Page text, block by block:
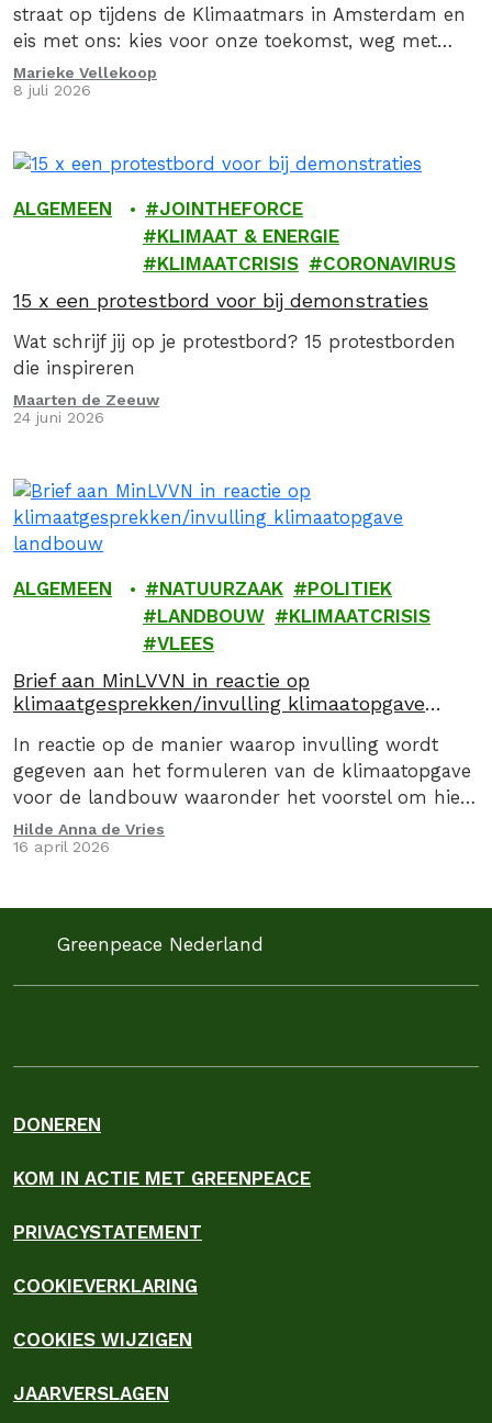
straat op tijdens de Klimaatmars in Amsterdam en
eis met ons: kies voor onze toekomst, weg met
fossiel!
Marieke Vellekoop
8 juli 2026
ALGEMEEN
JOINTHEFORCE
KLIMAAT & ENERGIE
KLIMAATCRISIS
CORONAVIRUS
15 x een protestbord voor bij demonstraties
Wat schrijf jij op je protestbord? 15 protestborden
die inspireren
Maarten de Zeeuw
24 juni 2026
ALGEMEEN NATUURZAAK
POLITIEK
LANDBOUW
KLIMAATCRISIS
VLEES
Brief aan MinLVVN in reactie op
klimaatgesprekken/invulling klimaatopgave
In reactie op de manier waarop invulling wordt
gegeven aan het formuleren van de klimaatopgave
voor de landbouw waaronder het voorstel om hier
via een convenant invulling aan te geven, stuurden
we op 16 april 2026, samen met de Caring Farmers
Minister van Landbouw, Visserij, Voedselzekerheid…
Hilde Anna de Vries
16 april 2026
Greenpeace Nederland
DONEREN
KOM IN ACTIE MET GREENPEACE
PRIVACYSTATEMENT
COOKIEVERKLARING
COOKIES WIJZIGEN
JAARVERSLAGEN